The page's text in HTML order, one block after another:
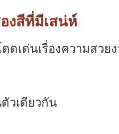
งสีที่มีเสน่ห์
เด่นเรื่องความสวย
วเดียวกัน